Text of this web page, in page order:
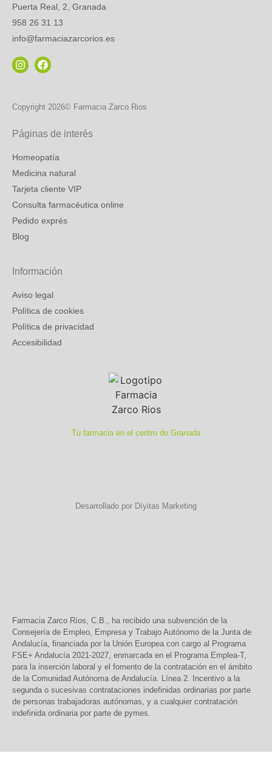
Puerta Real, 2, Granada
958 26 31 13
info@farmaciazarcorios.es
Copyright 2026© Farmacia Zarco Rios
Páginas de interés
Homeopatía
Medicina natural
Tarjeta cliente VIP
Consulta farmacéutica online
Pedido exprés
Blog
Información
Aviso legal
Política de cookies
Política de privacidad
Accesibilidad
Tu farmacia en el centro de Granada
Desarrollado por Díyitas Marketing
Farmacia Zarco Ríos, C.B., ha recibido una subvención de la
Consejería de Empleo, Empresa y Trabajo Autónomo de la Junta de
Andalucía, financiada por la Unión Europea con cargo al Programa
FSE+ Andalucía 2021-2027, enmarcada en el Programa Emplea-T,
para la inserción laboral y el fomento de la contratación en el ámbito
de la Comunidad Autónoma de Andalucía. Línea 2. Incentivo a la
segunda o sucesivas contrataciones indefinidas ordinarias por parte
de personas trabajadoras autónomas, y a cualquier contratación
indefinida ordinaria por parte de pymes.